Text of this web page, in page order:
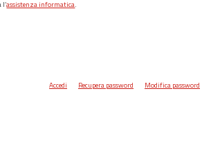
assistenza informatica.
Accedi Recupera password Modifica password